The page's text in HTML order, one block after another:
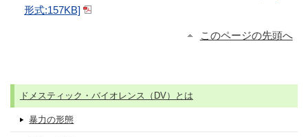
形式:157KB]
このページの先頭へ
ドメスティック・バイオレンス（DV）とは
暴力の形態